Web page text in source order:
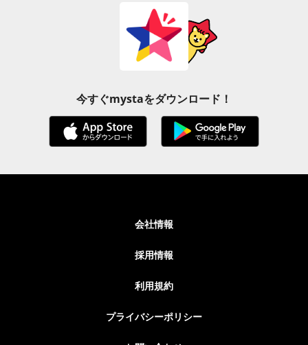
今すぐmystaをダウンロード！
会社情報
採用情報
利用規約
プライバシーポリシー